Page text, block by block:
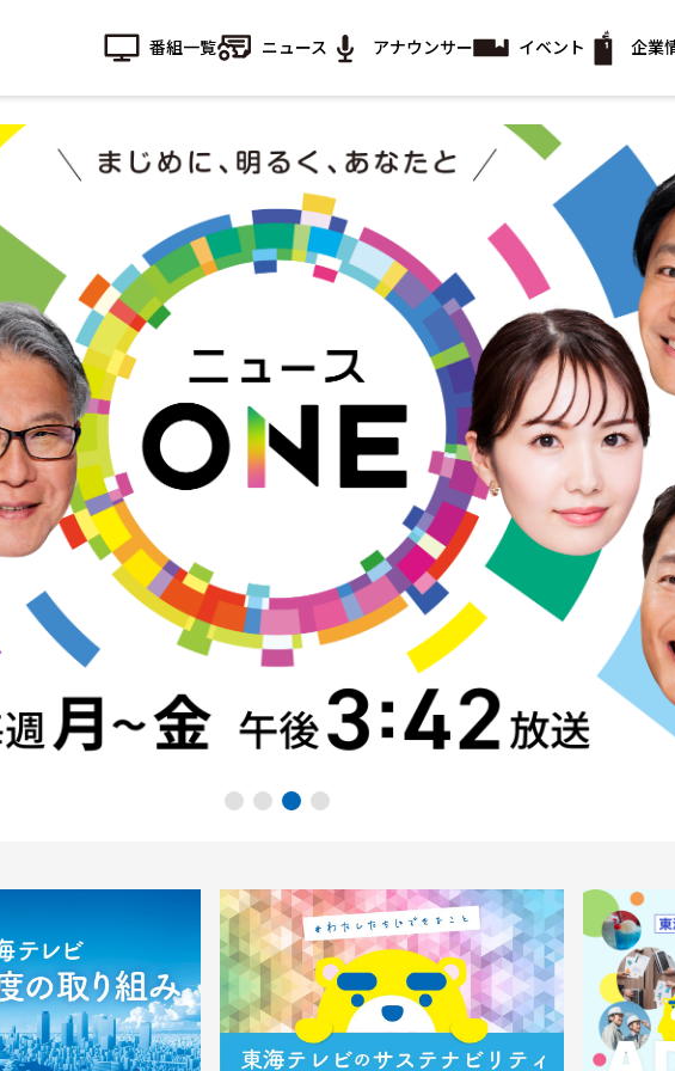
番組一覧 ニュース アナウンサー イベント 企業